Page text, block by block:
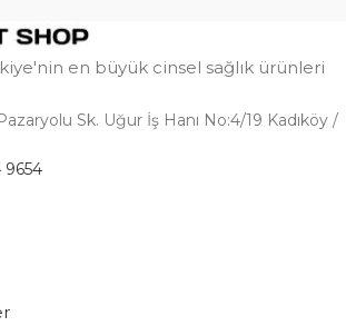
en büyük cinsel sağlık ürünleri
Sk. Uğur İş Hanı No:4/19 Kadıköy /
9654